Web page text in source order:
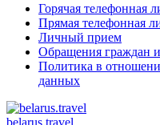
Горячая телефонная
Прямая телефонная
Личный прием
Обращения граждан
Политика в
данных
belarus.travel